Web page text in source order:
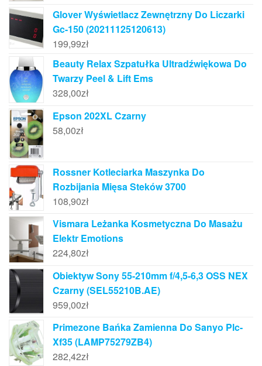
Glover Wyświetlacz Zewnętrzny Do Liczarki
Gc-150 (20211125120613)
199,99zł
Beauty Relax Szpatułka Ultradźwiękowa Do
Twarzy Peel & Lift Ems
328,00zł
Epson 202XL Czarny
58,00zł
Rossner Kotleciarka Maszynka Do
Rozbijania Mięsa Steków 3700
108,90zł
Vismara Leżanka Kosmetyczna Do Masażu
Elektr Emotions
224,80zł
Obiektyw Sony 55-210mm f/4,5-6,3 OSS NEX
Czarny (SEL55210B.AE)
959,00zł
Primezone Bańka Zamienna Do Sanyo Plc-
Xf35 (LAMP75279ZB4)
282,42zł